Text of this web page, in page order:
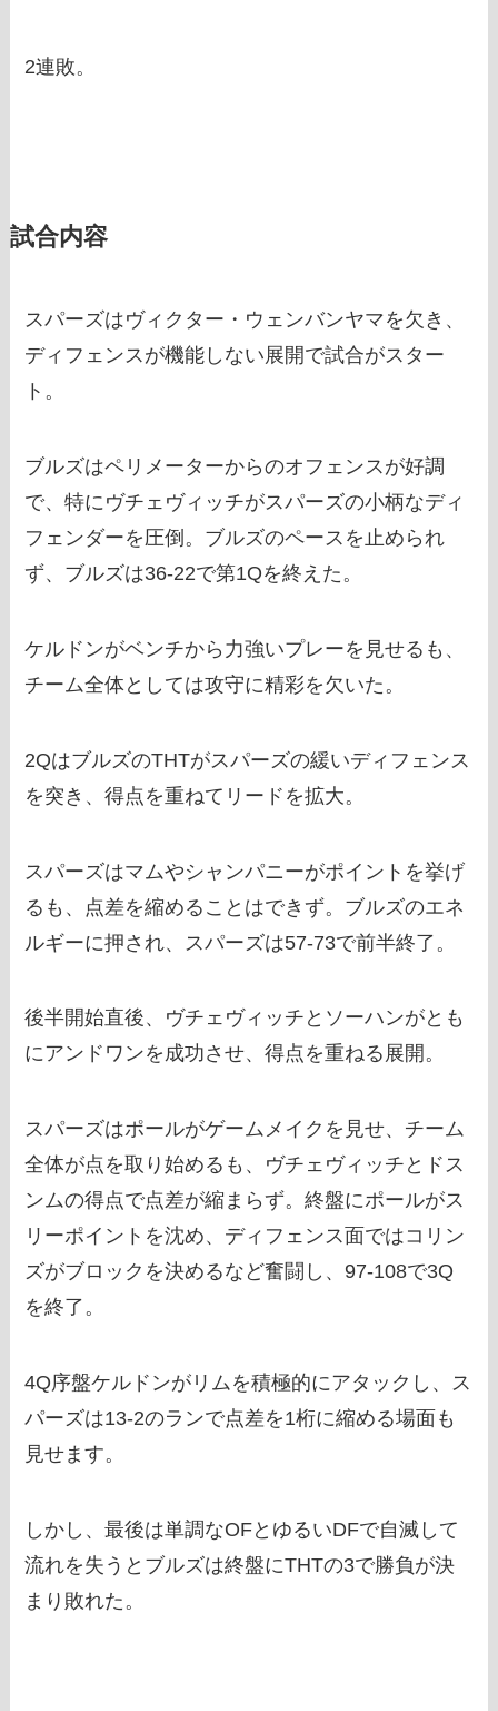
2連敗。
試合内容
スパーズはヴィクター・ウェンバンヤマを欠き、
ディフェンスが機能しない展開で試合がスター
ト。
ブルズはペリメーターからのオフェンスが好調
で、特にヴチェヴィッチがスパーズの小柄なディ
フェンダーを圧倒。ブルズのペースを止められ
ず、ブルズは36-22で第1Qを終えた。
ケルドンがベンチから力強いプレーを見せるも、
チーム全体としては攻守に精彩を欠いた。
2QはブルズのTHTがスパーズの緩いディフェンス
を突き、得点を重ねてリードを拡大。
スパーズはマムやシャンパニーがポイントを挙げ
るも、点差を縮めることはできず。ブルズのエネ
ルギーに押され、スパーズは57-73で前半終了。
後半開始直後、ヴチェヴィッチとソーハンがとも
にアンドワンを成功させ、得点を重ねる展開。
スパーズはポールがゲームメイクを見せ、チーム
全体が点を取り始めるも、ヴチェヴィッチとドス
ンムの得点で点差が縮まらず。終盤にポールがス
リーポイントを沈め、ディフェンス面ではコリン
ズがブロックを決めるなど奮闘し、97-108で3Q
を終了。
4Q序盤ケルドンがリムを積極的にアタックし、ス
パーズは13-2のランで点差を1桁に縮める場面も
見せます。
しかし、最後は単調なOFとゆるいDFで自滅して
流れを失うとブルズは終盤にTHTの3で勝負が決
まり敗れた。